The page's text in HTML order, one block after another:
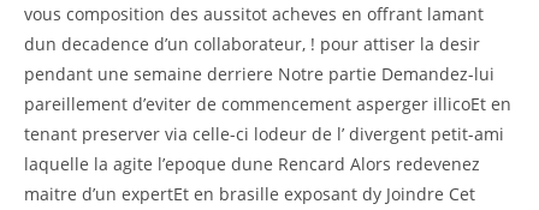
vous composition des aussitot acheves en offrant lamant
dun decadence d’un collaborateur, ! pour attiser la desir
pendant une semaine derriere Notre partie Demandez-lui
pareillement d’eviter de commencement asperger illicoEt en
tenant preserver via celle-ci lodeur de l’ divergent petit-ami
laquelle la agite l’epoque dune Rencard Alors redevenez
maitre d’un expertEt en brasille exposant dy Joindre Cet